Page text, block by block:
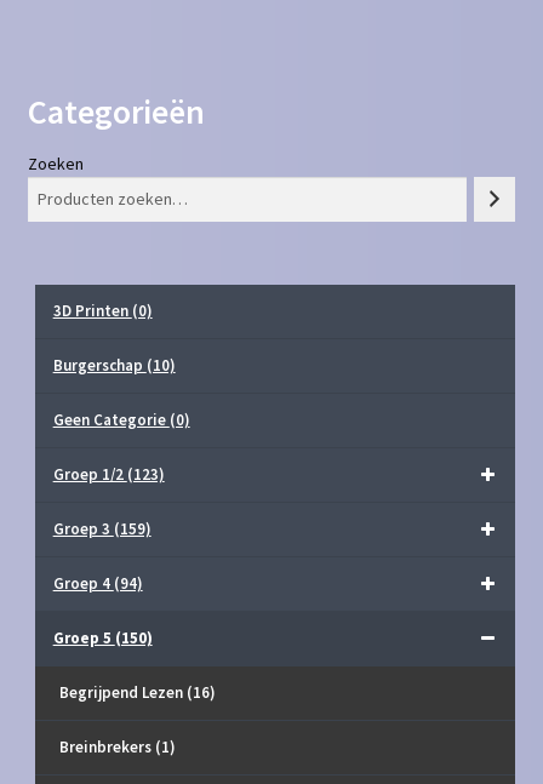
Categorieën
Zoeken
3D Printen (0)
Burgerschap (10)
Geen Categorie (0)
Groep 1/2 (123)
Groep 3 (159)
Groep 4 (94)
Groep 5 (150)
Begrijpend Lezen (16)
Breinbrekers (1)